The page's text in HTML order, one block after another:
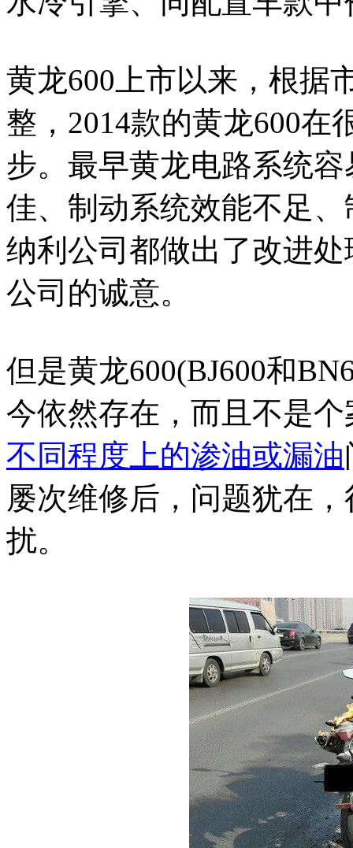
黄龙600上市以来，根据
整，2014款的黄龙600在
步。最早黄龙电路系统
佳、制动系统效能不足
纳利公司都做出了改进
公司的诚意。
但是黄龙600(BJ600和
今依然存在，而且不是
不同程度上的渗油或漏油
屡次维修后，问题犹在
扰。